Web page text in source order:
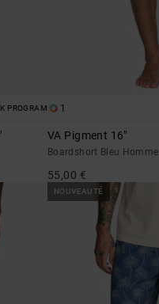
PROGRAM 1
VA Pigment 16"
Boardshort Bleu Homme
55,00 €
NOUVEAUTÉ